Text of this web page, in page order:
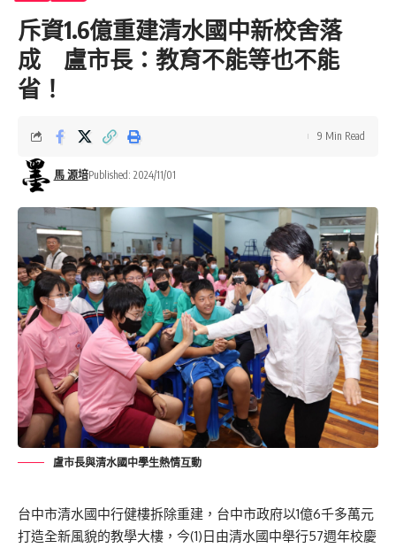
斥資1.6億重建清水國中新校舍落
成 盧市長：教育不能等也不能
省！
馬 源培Published: 2024/11/01
9 Min Read
盧市長與清水國中學生熱情互動
台中市清水國中行健樓拆除重建，台中市政府以1億6千多萬元
打造全新風貌的教學大樓，今(1)日由清水國中舉行57週年校慶